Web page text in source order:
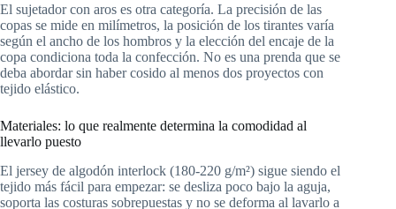
El sujetador con aros es otra categoría. La precisión de las
copas se mide en milímetros, la posición de los tirantes varía
según el ancho de los hombros y la elección del encaje de la
copa condiciona toda la confección. No es una prenda que se
deba abordar sin haber cosido al menos dos proyectos con
tejido elástico.
Materiales: lo que realmente determina la comodidad al
llevarlo puesto
El jersey de algodón interlock (180-220 g/m²) sigue siendo el
tejido más fácil para empezar: se desliza poco bajo la aguja,
soporta las costuras sobrepuestas y no se deforma al lavarlo a